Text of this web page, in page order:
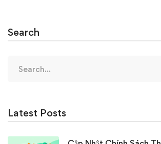
Search
for:
Latest Posts